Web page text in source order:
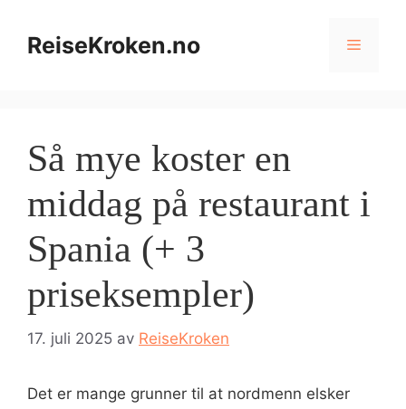
innholdReiseKroken.no Meny
Så mye koster en
middag på restaurant i
Spania (+ 3
priseksempler)
17. juli 2025 av ReiseKroken
Det er mange grunner til at nordmenn elsker